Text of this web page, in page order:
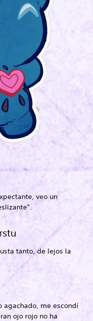
veo un
tanto, de lejos la
agachado, me escondí
ojo rojo no ha